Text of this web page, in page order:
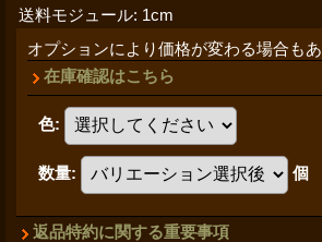
送料モジュール: 1cm
オプションにより価格が変わる場合もあ
在庫確認はこちら
色:
数量: 個
返品特約に関する重要事項